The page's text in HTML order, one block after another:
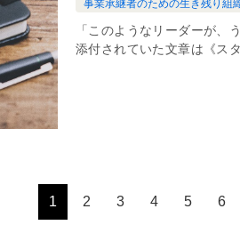
事業承継者のための生き残り組
「このようなリーダーが、
添付されていた文章は《ス
1 2 3 4 5 6